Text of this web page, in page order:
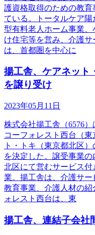
護資格取得のための教
ている。トータルケア
型有料老人ホーム事業
け住宅等を営み、介護
は、首都圏を中心に
揚工舎、ケアネット
を譲り受け
2023年05月11日
株式会社揚工舎（6576
コーフォレスト西台（
ト・トキ（東京都北区
を決定した。譲受事業
北区にて営むサービス
業。揚工舎は、介護サ
教育事業、介護人材の
ォレスト西台は、東
揚工舎、連結子会社